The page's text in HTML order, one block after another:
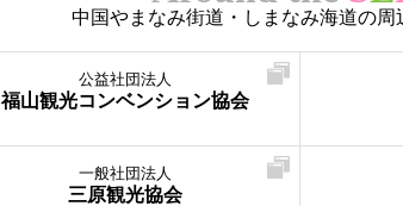
中国やまなみ街道・しまなみ海道の周
公益社団法人
福山観光コンベンション協会
一般社団法人
三原観光協会